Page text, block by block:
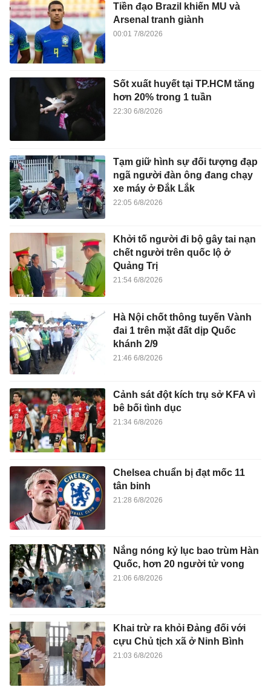
Tiền đạo Brazil khiến MU và
Arsenal tranh giành
00:01 7/8/2026
Sốt xuất huyết tại TP.HCM tăng
hơn 20% trong 1 tuần
22:30 6/8/2026
Tạm giữ hình sự đối tượng đạp
ngã người đàn ông đang chạy
xe máy ở Đắk Lắk
22:05 6/8/2026
Khởi tố người đi bộ gây tai nạn
chết người trên quốc lộ ở
Quảng Trị
21:54 6/8/2026
Hà Nội chốt thông tuyến Vành
đai 1 trên mặt đất dịp Quốc
khánh 2/9
21:46 6/8/2026
Cảnh sát đột kích trụ sở KFA vì
bê bối tình dục
21:34 6/8/2026
Chelsea chuẩn bị đạt mốc 11
tân binh
21:28 6/8/2026
Nắng nóng kỷ lục bao trùm Hàn
Quốc, hơn 20 người tử vong
21:06 6/8/2026
Khai trừ ra khỏi Đảng đối với
cựu Chủ tịch xã ở Ninh Bình
21:03 6/8/2026